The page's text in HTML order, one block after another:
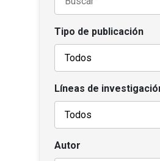
Tipo de publicación
Líneas de
Autor